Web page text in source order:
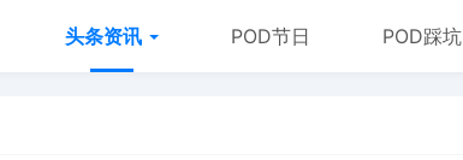
头条资讯 POD节日 POD踩坑